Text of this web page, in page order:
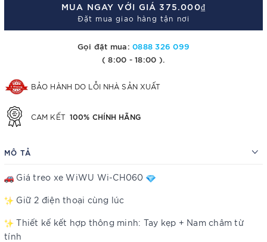
MUA NGAY VỚI GIÁ375.000₫
Đặt mua giao hàng tận nơi
Gọi đặt mua:0888 326 099
( 8:00 - 18:00 ).
BẢO HÀNH DO LỖI NHÀ SẢN XUẤT
CAM KẾT 100% CHÍNH HÃNG
MÔ TẢ
Giá treo xe WiWU Wi-CH060
Giữ 2 điện thoại cùng lúc
Thiết kế kết hợp thông minh: Tay kẹp + Nam châm từ
tính